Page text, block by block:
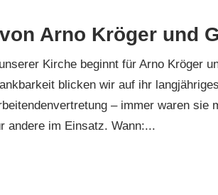
Arno Kröger und
Kirche beginnt für Arno Kröger
blicken wir auf ihr
– immer waren sie
andere im Einsatz. Wann:...